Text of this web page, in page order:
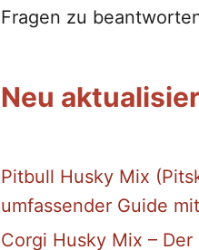
Fragen zu
Neu
Pitbull Husky Mix
umfassender Guide
Corgi Husky Mix – Der